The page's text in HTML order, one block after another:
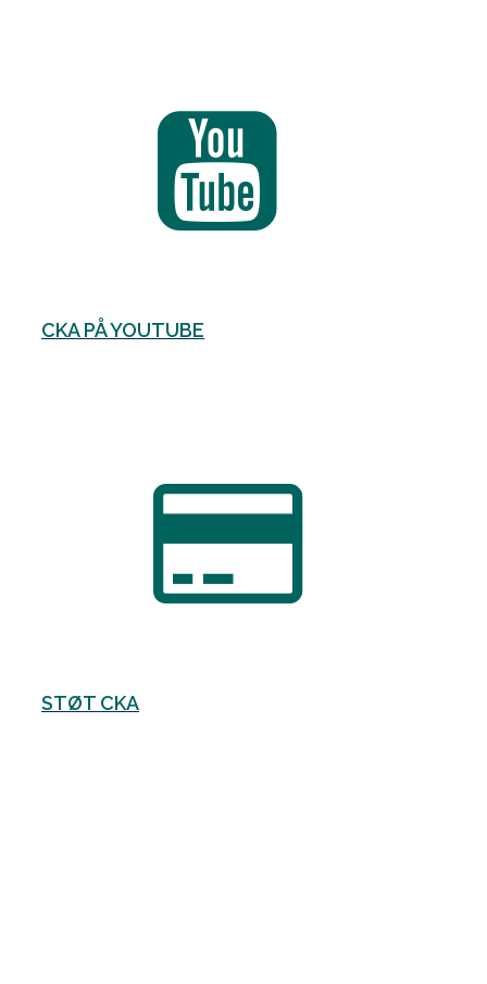
CKA PÅ YOUTUBE
STØT CKA